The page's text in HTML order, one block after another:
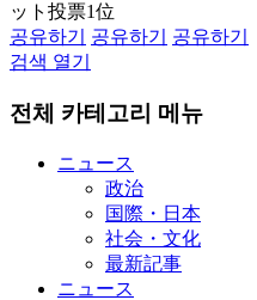
ット投票1位
공유하기
공유하기
공유하기
검색 열기
전체 카테고리 메뉴
ニュース
政治
国際・日本
社会・文化
最新記事
ニュース